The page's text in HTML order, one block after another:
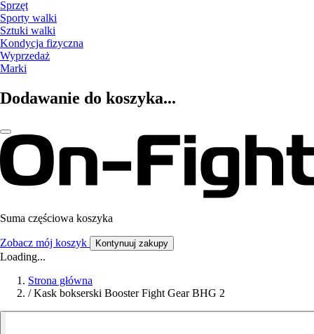
Sprzęt
Sporty walki
Sztuki walki
Kondycja fizyczna
Wyprzedaż
Marki
Dodawanie do koszyka...
Suma częściowa koszyka
Zobacz mój koszyk Kontynuuj zakupy
Loading...
Strona główna
/ Kask bokserski Booster Fight Gear BHG 2